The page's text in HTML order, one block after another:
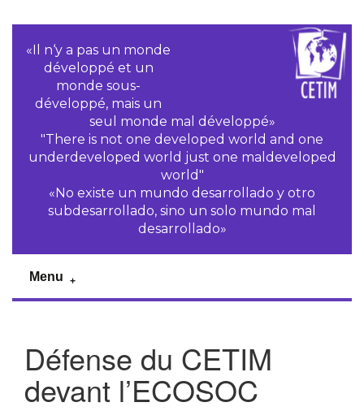
«Il n‘y a pas un monde
développé et un
monde sous-
développé, mais un
seul monde mal développé»
"There is not one developed world and one
underdeveloped world just one maldeveloped
world"
«No existe un mundo desarrollado y otro
subdesarrollado, sino un solo mundo mal
desarrollado»
Menu
Défense du CETIM
devant l’ECOSOC